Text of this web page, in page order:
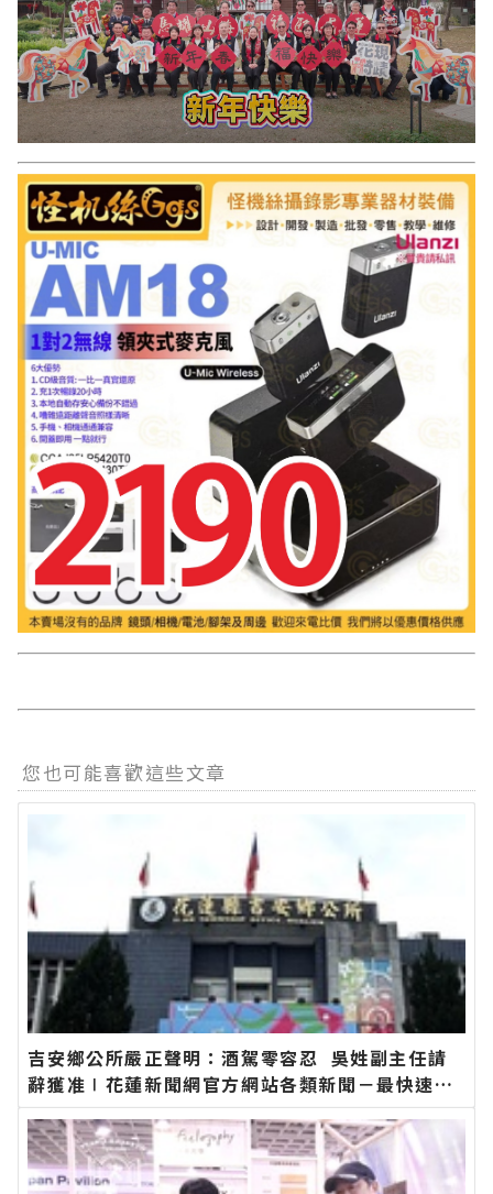
您也可能喜歡這些文章
吉安鄉公所嚴正聲明：酒駕零容忍 吳姓副主任請
辭獲准∣花蓮新聞網官方網站各類新聞－最快速的
今日新聞報導 最新的在地資訊！